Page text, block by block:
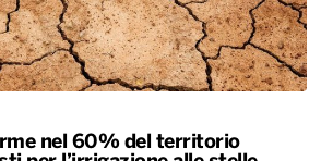
nel 60% del territorio